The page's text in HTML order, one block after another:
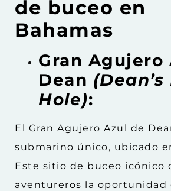
de buceo en
Bahamas
Gran Agujero
Dean
Hole):
El Gran Agujero Azul de
submarino único, ubicado
Este sitio de buceo icónico
aventureros la oportunidad